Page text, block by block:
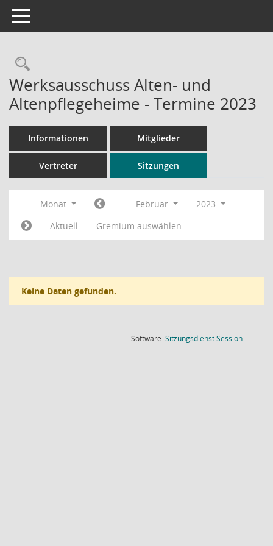
Toggle navigation
Rechercheauswahl
Werksausschuss Alten- und
Altenpflegeheime - Termine 2023
Informationen Mitglieder
Vertreter Sitzungen
Monat Februar
2023
Aktuell
Gremium auswählen
Keine Daten gefunden.
Software:SitzungsdienstSession(Wird in